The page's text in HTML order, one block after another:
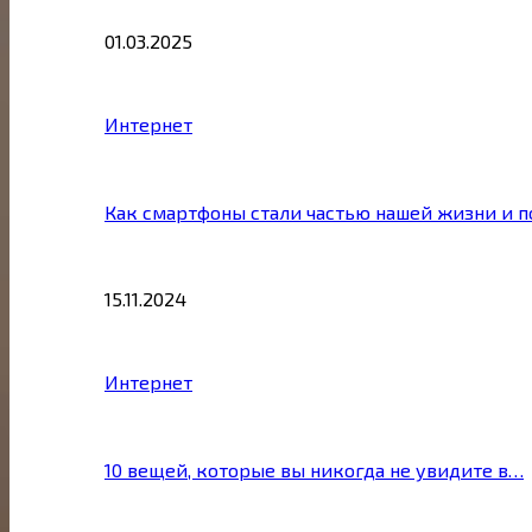
01.03.2025
Интернет
Как смартфоны стали частью нашей жизни и
15.11.2024
Интернет
10 вещей, которые вы никогда не увидите в…